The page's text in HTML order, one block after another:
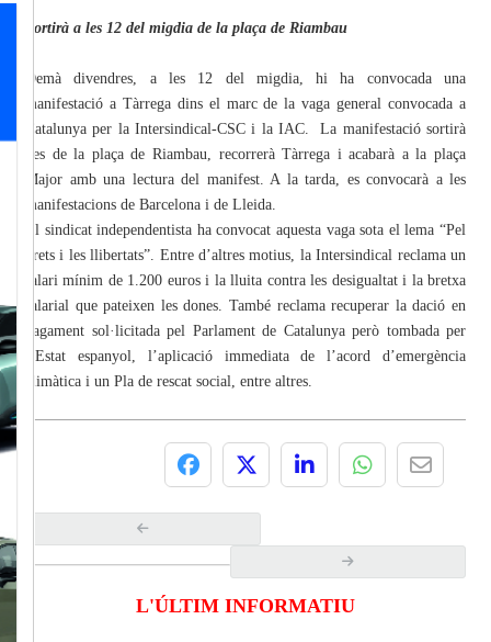
Sortirà a les 12 del migdia de la plaça de Riambau
Demà divendres, a les 12 del migdia, hi ha convocada una
manifestació a Tàrrega dins el marc de la vaga general convocada a
Catalunya per la Intersindical-CSC i la IAC. La manifestació sortirà
des de la plaça de Riambau, recorrerà Tàrrega i acabarà a la plaça
Major amb una lectura del manifest. A la tarda, es convocarà a les
manifestacions de Barcelona i de Lleida.
El sindicat independentista ha convocat aquesta vaga sota el lema “Pel
drets i les llibertats”. Entre d’altres motius, la Intersindical reclama un
salari mínim de 1.200 euros i la lluita contra les desigualtat i la bretxa
salarial que pateixen les dones. També reclama recuperar la dació en
pagament sol·licitada pel Parlament de Catalunya però tombada per
l’Estat espanyol, l’aplicació immediata de l’acord d’emergència
climàtica i un Pla de rescat social, entre altres.
L'ÚLTIM INFORMATIU